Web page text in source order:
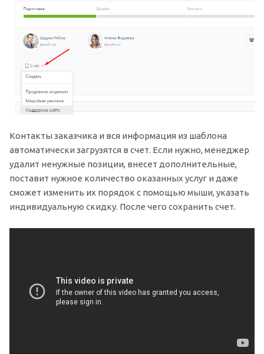
Контакты заказчика и вся информация из шаблона
автоматически загрузятся в счет. Если нужно, менеджер
удалит ненужные позиции, внесет дополнительные,
поставит нужное количество оказанных услуг и даже
сможет изменить их порядок с помощью мыши, указать
индивидуальную скидку. После чего сохранить счет.